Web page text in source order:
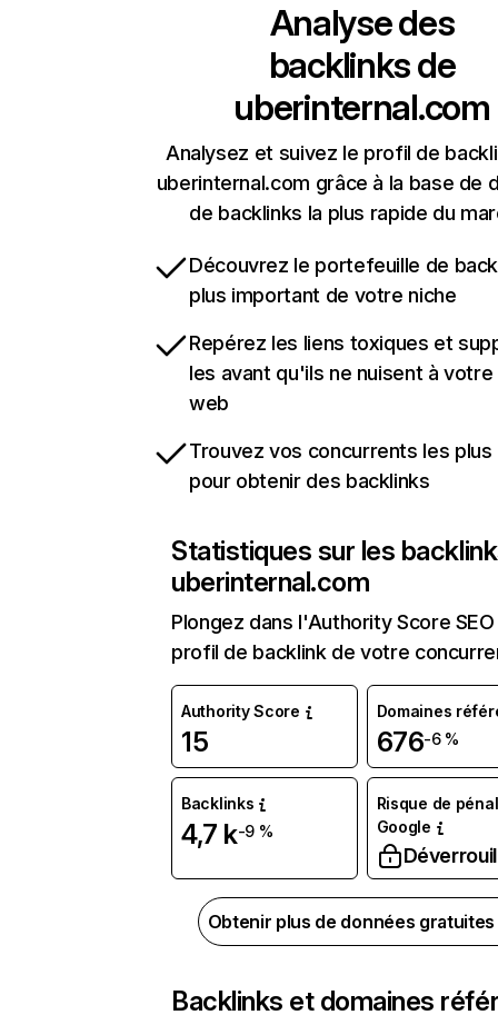
Analyse des
backlinks de
uberinternal.com
Analysez et suivez le profil de
uberinternal.com grâce à la base de
de backlinks la plus rapide du
Découvrez le portefeuille de
plus important de votre niche
Repérez les liens toxiques et
les avant qu'ils ne nuisent à
web
Trouvez vos concurrents les
pour obtenir des backlinks
Statistiques sur les
uberinternal.com
Plongez dans l'Authority Score
profil de backlink de votre
Authority Score
15
Domaines
676-6 %
Backlinks
4,7 k-9 %
Risque de
Google
Obtenir plus de données
Backlinks et domaines